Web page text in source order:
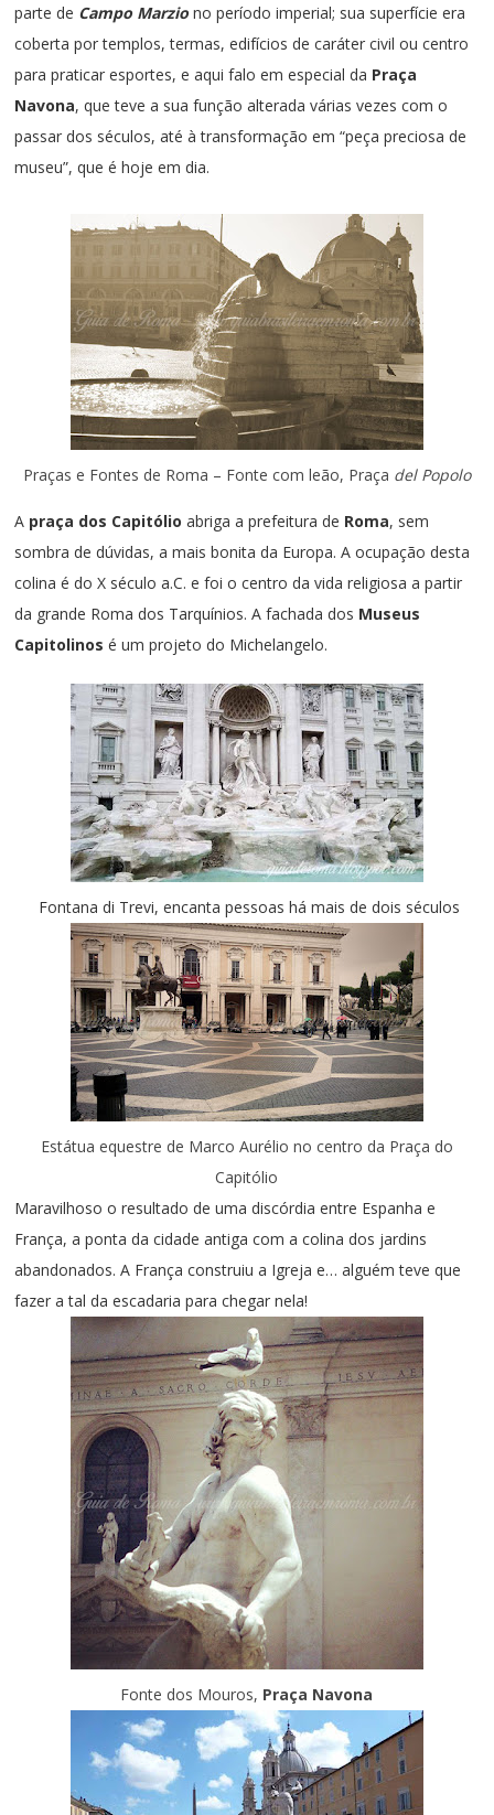
parte de Campo Marziono período imperial; sua superfície era
coberta por templos, termas, edifícios de caráter civil ou centro
para praticar esportes, e aqui falo em especial da Praça
Navona, que teve a sua função alterada várias vezes com o
passar dos séculos, até à transformação em “peça preciosa de
museu”, que é hoje em dia.
Praças e Fontes de Roma – Fonte com leão, Praça del Popolo
A praça dos Capitólio abriga a prefeitura de Roma, sem
sombra de dúvidas, a mais bonita da Europa. A ocupação desta
colina é do X século a.C. e foi o centro da vida religiosa a partir
da grande Roma dos Tarquínios. A fachada dos Museus
Capitolinos é um projeto do Michelangelo.
Fontana di Trevi, encanta pessoas há mais de dois séculos
Estátua equestre de Marco Aurélio no centro da Praça do
Capitólio
Maravilhoso o resultado de uma discórdia entre Espanha e
França, a ponta da cidade antiga com a colina dos jardins
abandonados. A França construiu a Igreja e… alguém teve que
fazer a tal da escadaria para chegar nela!
Fonte dos Mouros, Praça Navona